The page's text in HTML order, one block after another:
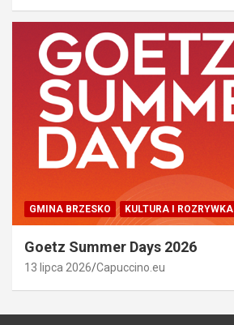
GMINA BRZESKO KULTURA I ROZRYWKA
Goetz Summer Days 2026
13 lipca 2026 Capuccino.eu